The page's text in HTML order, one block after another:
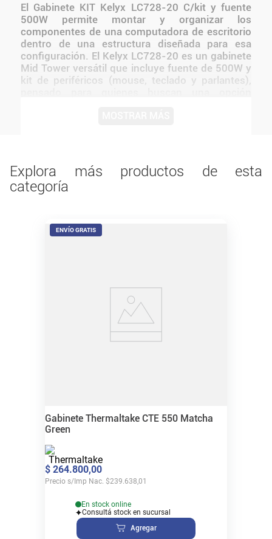
El Gabinete KIT Kelyx LC728-20 C/kit y fuente
500W permite montar y organizar los
componentes de una computadora de escritorio
dentro de una estructura diseñada para esa
configuración. El Kelyx LC728-20 es un gabinete
Mid Tower versátil que incluye fuente de 500W y
kit de periféricos (mouse, teclado y parlantes),
hogareñas. Antes de instalarlo o utilizarlo,
conviene verificar medidas, conexiones,
alimentación y compatibilidad con el resto del
Explora más productos de esta
categoría
ENVÍO GRATIS
Gabinete Thermaltake CTE 550 Matcha
Green
$ 264.800,00
Precio s/Imp Nac. $239.638,01
En stock online
Consultá stock en sucursal
Agregar